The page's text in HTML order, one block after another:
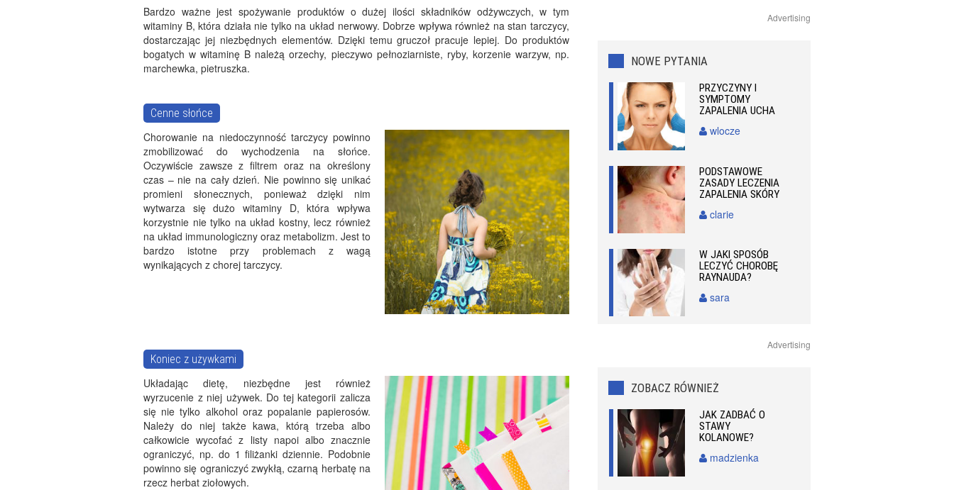
Bardzo ważne jest spożywanie produktów o dużej ilości składników odżywczych, w tym
witaminy B, która działa nie tylko na układ nerwowy. Dobrze wpływa również na stan tarczycy,
dostarczając jej niezbędnych elementów. Dzięki temu gruczoł pracuje lepiej. Do produktów
bogatych w witaminę B należą orzechy, pieczywo pełnoziarniste, ryby, korzenie warzyw, np.
marchewka, pietruszka.
Cenne słońce
Chorowanie na niedoczynność tarczycy powinno
zmobilizować do wychodzenia na słońce.
Oczywiście zawsze z filtrem oraz na określony
czas – nie na cały dzień. Nie powinno się unikać
promieni słonecznych, ponieważ dzięki nim
wytwarza się dużo witaminy D, która wpływa
korzystnie nie tylko na układ kostny, lecz również
na układ immunologiczny oraz metabolizm. Jest to
bardzo istotne przy problemach z wagą
wynikających z chorej tarczycy.
Koniec z używkami
Układając dietę, niezbędne jest również
wyrzucenie z niej używek. Do tej kategorii zalicza
się nie tylko alkohol oraz popalanie papierosów.
Należy do niej także kawa, którą trzeba albo
całkowicie wycofać z listy napoi albo znacznie
ograniczyć, np. do 1 filiżanki dziennie. Podobnie
powinno się ograniczyć zwykłą, czarną herbatę na
rzecz herbat ziołowych.
Advertising
NOWE PYTANIA
PRZYCZYNY I
SYMPTOMY
ZAPALENIA UCHA
wlocze
PODSTAWOWE
ZASADY LECZENIA
ZAPALENIA SKÓRY
clarie
W JAKI SPOSÓB
LECZYĆ CHOROBĘ
RAYNAUDA?
sara
Advertising
ZOBACZ RÓWNIEŻ
JAK ZADBAĆ O
STAWY
KOLANOWE?
madzienka